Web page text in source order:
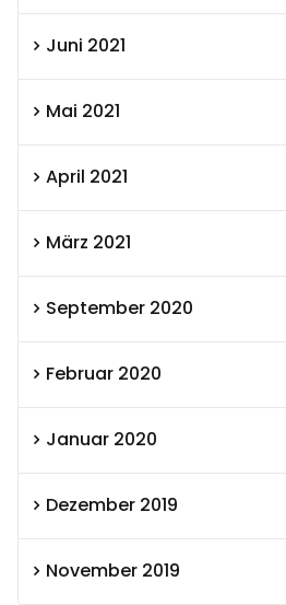
Juni 2021
Mai 2021
April 2021
März 2021
September 2020
Februar 2020
Januar 2020
Dezember 2019
November 2019